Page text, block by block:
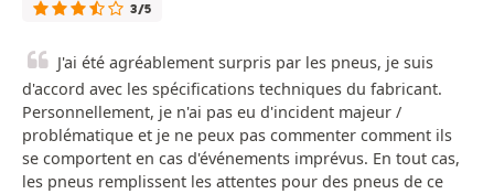
3/5
J'ai été agréablement surpris par les pneus, je suis
d'accord avec les spécifications techniques du fabricant.
Personnellement, je n'ai pas eu d'incident majeur /
problématique et je ne peux pas commenter comment ils
se comportent en cas d'événements imprévus. En tout cas,
les pneus remplissent les attentes pour des pneus de ce